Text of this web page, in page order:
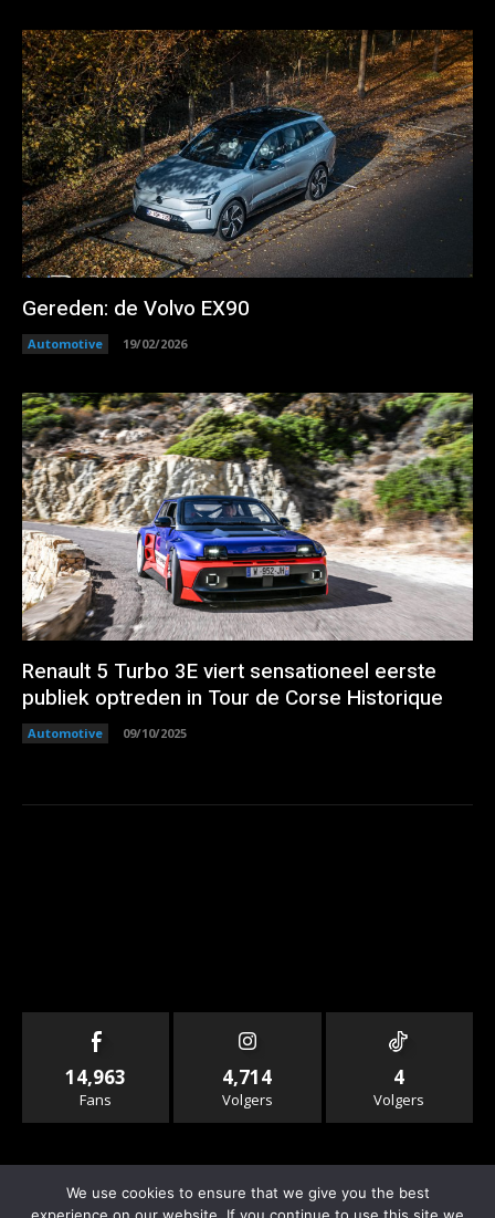
Gereden: de Volvo EX90
Automotive 19/02/2026
Renault 5 Turbo 3E viert sensationeel eerste
publiek optreden in Tour de Corse Historique
Automotive 09/10/2025
14,963
Fans
4,714
Volgers
4
Volgers
We use cookies to ensure that we give you the best